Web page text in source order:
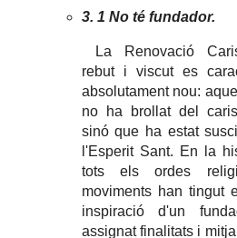
3. 1 No té fundador.
La Renovació
rebut i viscut es
absolutament nou:
no ha brollat del
sinó que ha estat
l'Esperit Sant. En la
tots els ordes
moviments han tingut
inspiració d'un
assignat finalitats i